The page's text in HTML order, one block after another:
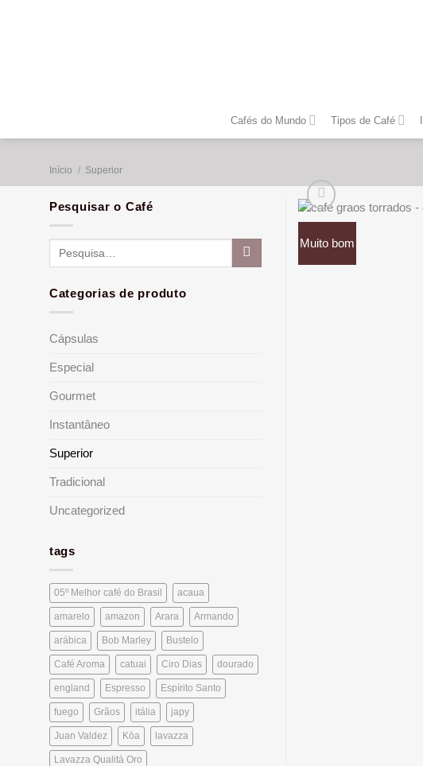
Cafés do Mundo Tipos de Café
Início / Superior
Muito bom
Pesquisar o Café
Categorias de produto
Cápsulas
Especial
Gourmet
Instantâneo
Superior
Tradicional
Uncategorized
tags
05º Melhor café do Brasil acaua
amarelo amazon Arara Armando
arábica Bob Marley Bustelo
Café Aroma catuai Ciro Dias dourado
england Espresso Espírito Santo
fuego Grãos itália japy
Juan Valdez Kōa lavazza
Lavazza Qualità Oro